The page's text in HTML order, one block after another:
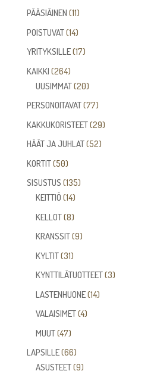
tuotetta
PÄÄSIÄINEN 1111
tuotetta
POISTUVAT 1414
tuotetta
YRITYKSILLE 1717
KAIKKI 264264
tuotetta
UUSIMMAT 2020
tuotetta
PERSONOITAVAT 7777
tuotetta
KAKKUKORISTEET 2929
HÄÄT JA JUHLAT 5252
KORTIT 5050
tuotetta
SISUSTUS 135135
KEITTIÖ 1414
tuotetta
KELLOT 88
tuotetta
KRANSSIT 99
KYLTIT 3131
tuotetta
KYNTTILÄTUOTTEET 33
LASTENHUONE 1414
VALAISIMET 44
MUUT 4747
tuotetta
LAPSILLE 6666
tuotetta
ASUSTEET 99